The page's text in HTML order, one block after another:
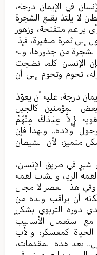
في الإيمان درجة،
لا يلتذ بقلع الشجرة
براعم متفتحة، وزهور
إلى ثمرة صغيرة، فإذا
من جذورها، وله
الإنسان كلما نضجت
تحوم وتحوم إلى أن
درجة، عليه أن يعوّذ
المؤمنين كالجبل
{إِلاَّ عِبَادَكَ مِنْهُمُ
أولاده.. ولهذا فإن
متميز، لأن الشيطان
في طريق الإنسان،
الربا، والشاب لغمه
وفي هذا العصر لا مجال
أن يراقب ولده من
دوره التربوي بشكلٍ
استعمال الأساليب
الحياة كمعسكر، والأب
بعد هذه المقدمات،